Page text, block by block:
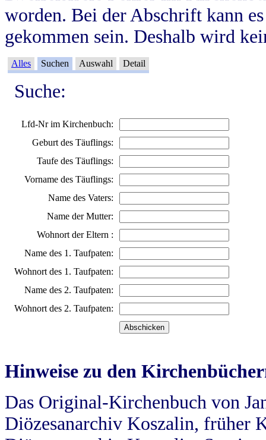
worden. Bei der Abschrift kann
gekommen sein. Deshalb wird
Alles Suchen Auswahl Detail
Suche:
Lfd-Nr im Kirchenbuch:
Geburt des Täuflings:
Taufe des Täuflings:
Vorname des Täuflings:
Name des Vaters:
Name der Mutter:
Wohnort der Eltern :
Name des 1. Taufpaten:
Wohnort des 1. Taufpaten:
Name des 2. Taufpaten:
Wohnort des 2. Taufpaten:
Hinweise zu den
Das Original-Kirchenbuch von
Diözesanarchiv Koszalin, früher